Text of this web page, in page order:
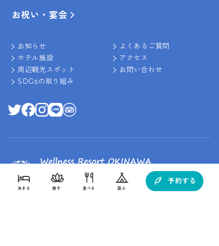
泊まる 癒す 食べる 遊ぶ
予約する
お祝い・宴会
お知らせ
よくあるご質問
ホテル施設
アクセス
周辺観光スポット
お問い合わせ
SDGsの取り組み